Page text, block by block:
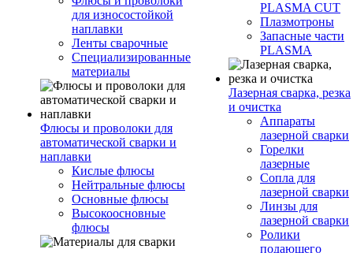
для износостойкой
наплавки
Ленты сварочные
Специализированные
материалы
Флюсы и проволоки для
автоматической сварки и
наплавки
Кислые флюсы
Нейтральные флюсы
Основные флюсы
Высокоосновные
флюсы
PLASMA CUT
Плазмотроны
Запасные части
PLASMA
Лазерная сварка, резка
и очистка
Аппараты
лазерной сварки
Горелки
лазерные
Сопла для
лазерной сварки
Линзы для
лазерной сварки
Ролики
подающего